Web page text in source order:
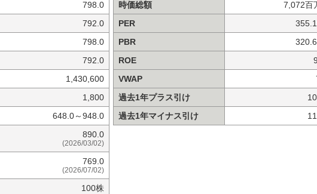
798.0
792.0
798.0
792.0
1,430,600
1,800
648.0～948.0
890.0
(2026/03/02)
769.0
(2026/07/02)
100株
時価総額
7,072百
PER
PBR
ROE
VWAP
過去1年プラス引け
過去1年マイナス引け